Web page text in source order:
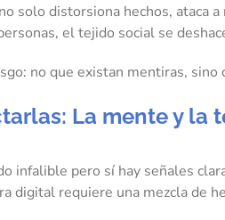
solo distorsiona hechos, ataca
el tejido social se
no que existan mentiras,
La mente y la
infalible pero sí hay señales
digital requiere una mezcla de